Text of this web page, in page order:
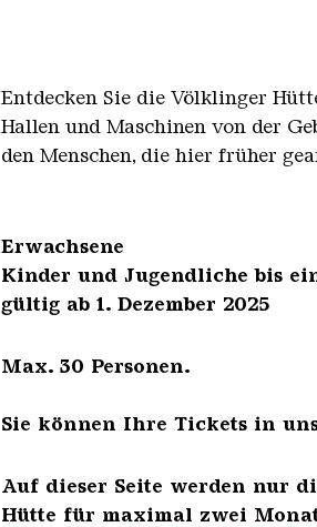
Entdecken Sie die Völklinger
Hallen und Maschinen von der
den Menschen, die hier früher
Kinder und
gültig ab 1. Dezember 2025
Max. 30 Personen.
Sie können Ihre Tickets in
Auf dieser Seite werden nur
Hütte für maximal zwei